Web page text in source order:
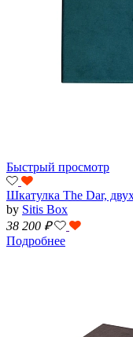
Быстрый просмотр
Шкатулка The Dar,
by Sitis Box
38 200 ₽
Подробнее